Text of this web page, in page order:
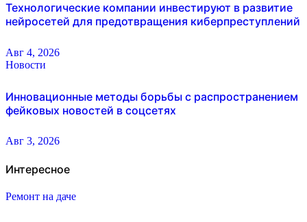
Технологические компании инвестируют в развитие
нейросетей для предотвращения киберпреступлений
Авг 4, 2026
Новости
Инновационные методы борьбы с распространением
фейковых новостей в соцсетях
Авг 3, 2026
Интересное
Ремонт на даче